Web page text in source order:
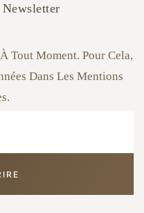
Tout Moment. Pour Cela,
Dans Les Mentions